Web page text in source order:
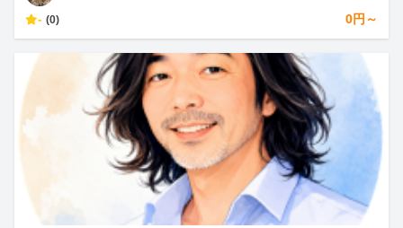
- (0) 0円～